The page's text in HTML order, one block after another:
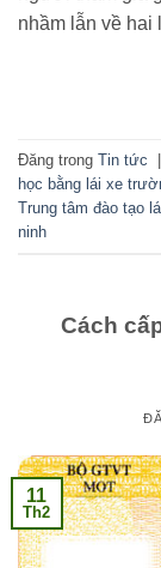
nhầm lẫn về
Đăng trong Tin tức |
học bằng lái xe
Trung tâm đào tạo
ninh
Cách
11
Th2